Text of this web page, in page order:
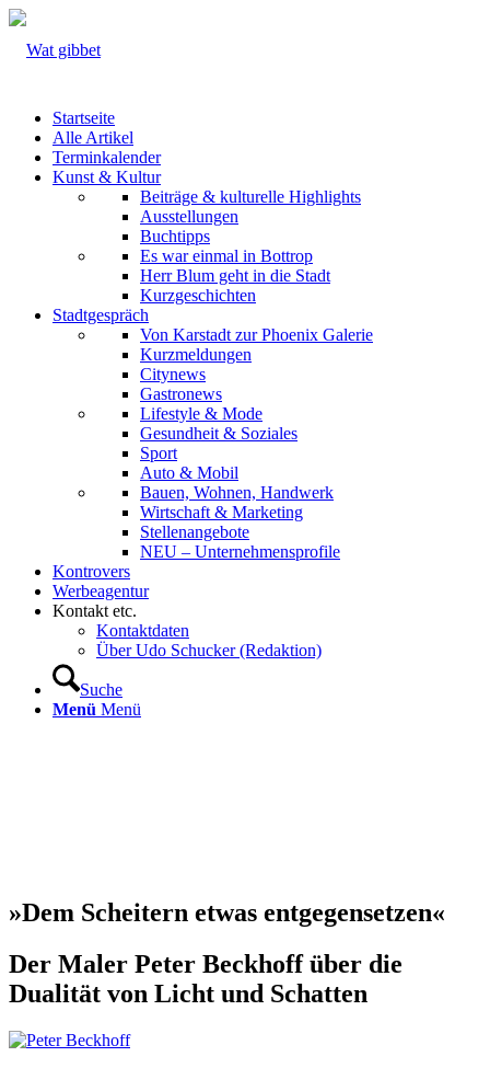
Startseite
Alle Artikel
Terminkalender
Kunst & Kultur
Beiträge & kulturelle Highlights
Ausstellungen
Buchtipps
Es war einmal in Bottrop
Herr Blum geht in die Stadt
Kurzgeschichten
Stadtgespräch
Von Karstadt zur Phoenix Galerie
Kurzmeldungen
Citynews
Gastronews
Lifestyle & Mode
Gesundheit & Soziales
Sport
Auto & Mobil
Bauen, Wohnen, Handwerk
Wirtschaft & Marketing
Stellenangebote
NEU – Unternehmens­profile
Kontrovers
Werbeagentur
Kontakt etc.
Kontaktdaten
Über Udo Schucker (Redaktion)
Suche
Menü Menü
»Dem Scheitern etwas entgegensetzen«
Der Maler Peter Beckhoff über die
Dualität von Licht und Schatten